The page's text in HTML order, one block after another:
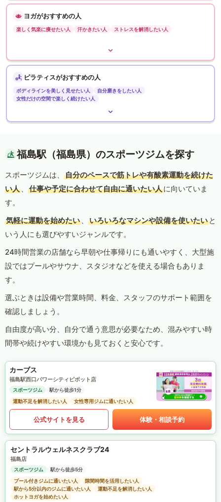
ヨガがおすすめの人
楽しく気楽に痩せたい人 汗かきたい人 ストレスを解消したい人
ピラティスがおすすめの人
ボディラインを美しく見せたい人
自分磨きをしたい人
女性だけの空間で楽しく続けたい人
福島駅（福島県）のスポーツジムを探す
スポーツジムは、
自分のペースで筋トレや有酸素運動を続けた
い人 、 仕事や予定に合わせて自由に通いたい人に向いていま
す。
気軽に運動を始めたい 、 いろいろなマシンや設備を使いたい と
いう人にも選びやすいジャンルです。
24時間営業の店舗なら早朝や仕事帰りにも通いやすく、大型施
設ではプールやサウナ、スタジオなどを使える場合もありま
す。
選ぶときは設備や営業時間、料金、スタッフのサポート範囲を
確認しましょう。
自由度が高い分、自分で通う意思が必要なため、混みやすい時
間帯や続けやすい環境かも見ておくと安心です。
カーブス
福島駅西口パワーシティピボット店
スポーツジム
駅から徒歩1分
運動不足を解消したい人
女性専用ジムに通いたい人
公式サイトを見る 体験・相談予約
セントラルウェルネスクラブ24
福島店
スポーツジム
駅から徒歩5分
プール付きジムに通いたい人
隙間時間を活用したい人
駅から5分以内のジムに通いたい人
運動不足を解消したい人
ホットヨガを始めたい人